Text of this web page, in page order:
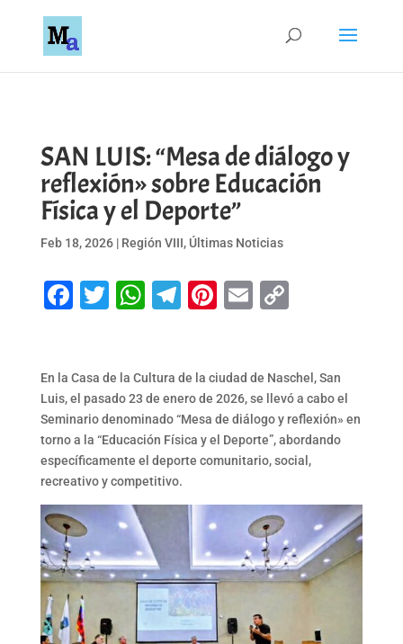
SAN LUIS: “Mesa de diálogo y
reflexión» sobre Educación
Física y el Deporte”
Feb 18, 2026| Región VIII, Últimas Noticias
Facebook
Twitter
WhatsApp
Telegram
Pinterest
EmailCopy
En la Casa de la Cultura de la ciudad de Naschel, San
Luis, el pasado 23 de enero de 2026, se llevó a cabo el
Seminario denominado “Mesa de diálogo y reflexión» en
torno a la “Educación Física y el Deporte”, abordando
específicamente el deporte comunitario, social,
recreativo y competitivo.